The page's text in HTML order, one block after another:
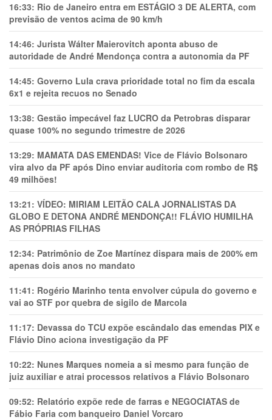
16:33: Rio de Janeiro entra em ESTÁGIO 3 DE ALERTA, com
previsão de ventos acima de 90 km/h
14:46: Jurista Wálter Maierovitch aponta abuso de
autoridade de André Mendonça contra a autonomia da PF
14:45: Governo Lula crava prioridade total no fim da escala
6x1 e rejeita recuos no Senado
13:38: Gestão impecável faz LUCRO da Petrobras disparar
quase 100% no segundo trimestre de 2026
13:29: MAMATA DAS EMENDAS! Vice de Flávio Bolsonaro
vira alvo da PF após Dino enviar auditoria com rombo de R$
49 milhões!
13:21: VÍDEO: MIRIAM LEITÃO CALA JORNALISTAS DA
GLOBO E DETONA ANDRÉ MENDONÇA!! FLÁVIO HUMILHA
AS PRÓPRIAS FILHAS
12:34: Patrimônio de Zoe Martínez dispara mais de 200% em
apenas dois anos no mandato
11:41: Rogério Marinho tenta envolver cúpula do governo e
vai ao STF por quebra de sigilo de Marcola
11:17: Devassa do TCU expõe escândalo das emendas PIX e
Flávio Dino aciona investigação da PF
10:22: Nunes Marques nomeia a si mesmo para função de
juiz auxiliar e atrai processos relativos a Flávio Bolsonaro
09:52: Relatório expõe rede de farras e NEGOCIATAS de
Fábio Faria com banqueiro Daniel Vorcaro